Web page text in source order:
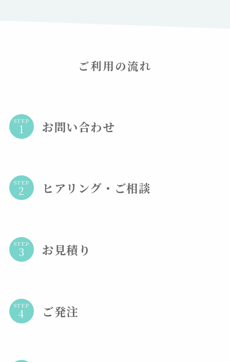
ご利用の流れ
STEP お問い合わせ
STEP ヒアリング・ご相談
STEP お見積り
STEP ご発注